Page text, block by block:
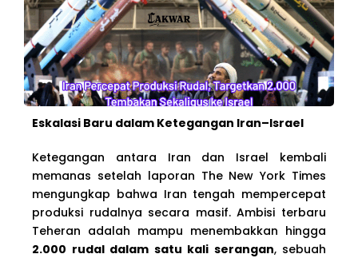
Eskalasi Baru dalam Ketegangan Iran–Israel
Ketegangan antara Iran dan Israel kembali
memanas setelah laporan The New York Times
mengungkap bahwa Iran tengah mempercepat
produksi rudalnya secara masif. Ambisi terbaru
Teheran adalah mampu menembakkan hingga
2.000 rudal dalam satu kali serangan, sebuah